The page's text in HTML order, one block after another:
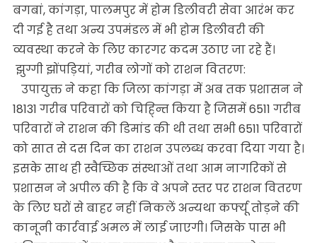
बगबां, कांगड़ा, पालमपुर में होम डिलीवरी सेवा आरंभ कर
दी गई है तथा अन्य उपमंडल में भी होम डिलीवरी की
व्यवस्था करने के लिए कारगर कदम उठाए जा रहे हैं।
झुग्गी झोंपड़ियां, गरीब लोगों को राशन वितरण:
उपायुक्त ने कहा कि जिला कांगड़ा में अब तक प्रशासन ने
18131 गरीब परिवारों को चिह्न्ति किया है जिसमें 6511 गरीब
परिवारों ने राशन की डिमांड की थी तथा सभी 6511 परिवारों
को सात से दस दिन का राशन उपलब्ध करवा दिया गया है।
इसके साथ ही स्वैच्छिक संस्थाओं तथा आम नागरिकों से
प्रशासन ने अपील की है कि वे अपने स्तर पर राशन वितरण
के लिए घरों से बाहर नहीं निकलें अन्यथा कर्फ्यू तोड़ने की
कानूनी कार्रवाई अमल में लाई जाएगी। जिसके पास भी